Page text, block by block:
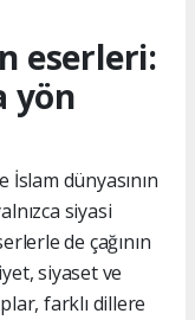
eserleri:
yön
İslam dünyasının
siyasi
de çağının
siyaset ve
farklı dillere